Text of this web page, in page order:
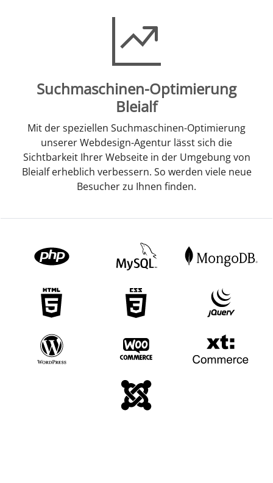
Suchmaschinen-Optimierung
Bleialf
Mit der speziellen Suchmaschinen-Optimierung
unserer Webdesign-Agentur lässt sich die
Sichtbarkeit Ihrer Webseite in der Umgebung von
Bleialf erheblich verbessern. So werden viele neue
Besucher zu Ihnen finden.